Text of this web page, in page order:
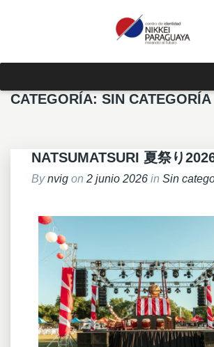
CATEGORÍA: SIN CATEGORÍA
NATSUMATSURI 夏祭り
Bynvig on 2 junio 2026 in Sin